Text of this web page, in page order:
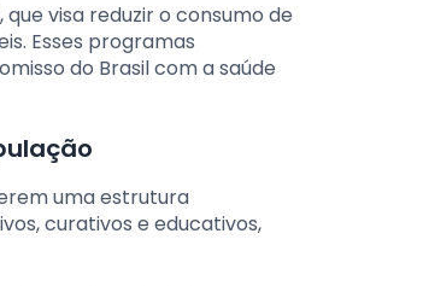
visa reduzir o consumo de
Esses programas
do Brasil com a saúde
uma estrutura
curativos e educativos,